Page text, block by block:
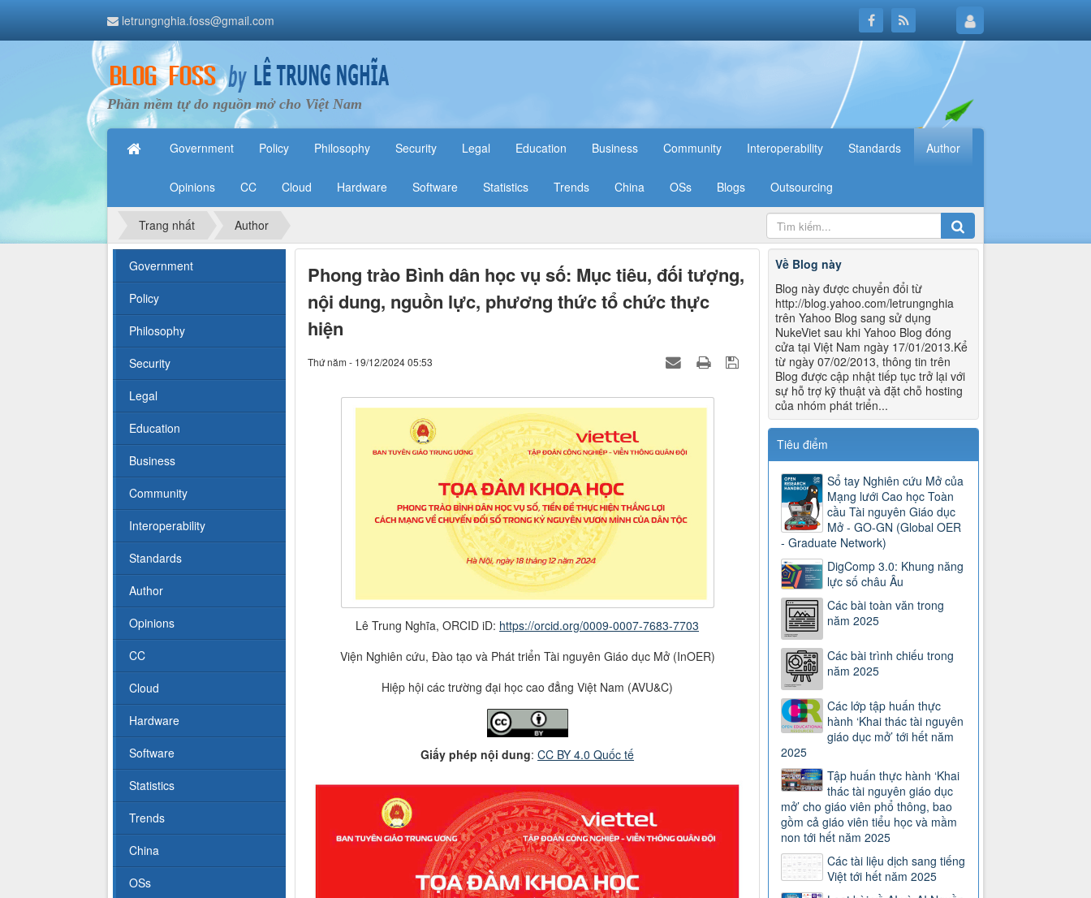
letrungnghia.foss@gmail.com
Phần mềm tự do nguồn mở cho Việt Nam
Government Policy Philosophy Security Legal Education Business Community Interoperability Standards Author
Opinions CC Cloud Hardware Software Statistics Trends China OSs Blogs Outsourcing
Trang nhất Author
Phong trào Bình dân học vụ số: Mục tiêu, đối tượng,
nội dung, nguồn lực, phương thức tổ chức thực
hiện
Thứ năm - 19/12/2024 05:53
Lê Trung Nghĩa, ORCID iD: https://orcid.org/0009-0007-7683-7703
Viện Nghiên cứu, Đào tạo và Phát triển Tài nguyên Giáo dục Mở (InOER)
Hiệp hội các trường đại học cao đẳng Việt Nam (AVU&C)
Giấy phép nội dung:CC BY 4.0 Quốc tế
Về Blog này
Blog này được chuyển đổi từ
http://blog.yahoo.com/letrungnghia
trên Yahoo Blog sang sử dụng
NukeViet sau khi Yahoo Blog đóng
cửa tại Việt Nam ngày 17/01/2013.Kể
từ ngày 07/02/2013, thông tin trên
Blog được cập nhật tiếp tục trở lại với
sự hỗ trợ kỹ thuật và đặt chỗ hosting
của nhóm phát triển...
Tiêu điểm
Sổ tay Nghiên cứu Mở của
Mạng lưới Cao học Toàn
cầu Tài nguyên Giáo dục
Mở - GO-GN (Global OER
- Graduate Network)
DigComp 3.0: Khung năng
lực số châu Âu
Các bài toàn văn trong
năm 2025
Các bài trình chiếu trong
năm 2025
Các lớp tập huấn thực
hành ‘Khai thác tài nguyên
giáo dục mở’ tới hết năm
2025
Tập huấn thực hành ‘Khai
thác tài nguyên giáo dục
mở’ cho giáo viên phổ thông, bao
gồm cả giáo viên tiểu học và mầm
non tới hết năm 2025
Các tài liệu dịch sang tiếng
Việt tới hết năm 2025
Government
Policy
Philosophy
Security
Legal
Education
Business
Community
Interoperability
Standards
Author
Opinions
CC
Cloud
Hardware
Software
Statistics
Trends
China
OSs